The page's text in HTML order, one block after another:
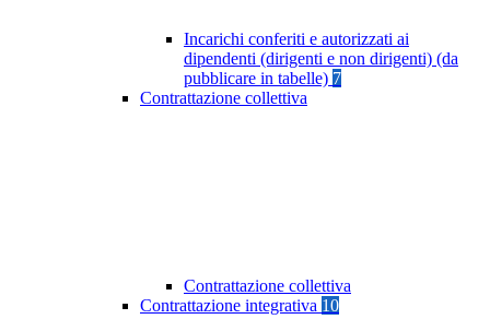
Incarichi conferiti e autorizzati ai
dipendenti (dirigenti e non dirigenti) (da
pubblicare in tabelle) 7
Contrattazione collettiva
Contrattazione collettiva
Contrattazione integrativa 10